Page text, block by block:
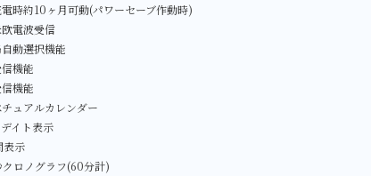
電時約10ヶ月可動(パワーセーブ作動時)
電波受信
動選択機能
機能
機能
ュアルカレンダー
イト表示
表示
ロノグラフ(60分計)